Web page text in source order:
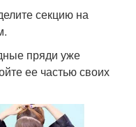
секцию на
пряди уже
ее частью своих